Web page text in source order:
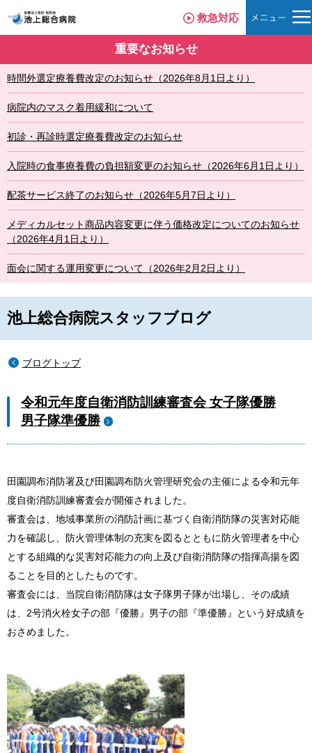
救急対応
重要なお知らせ
時間外選定療養費改定のお知らせ（2026年8月1日より）
病院内のマスク着用緩和について
初診・再診時選定療養費改定のお知らせ
入院時の食事療養費の負担額変更のお知らせ（2026年6月1日より）
配茶サービス終了のお知らせ（2026年5月7日より）
メディカルセット商品内容変更に伴う価格改定についてのお知らせ
（2026年4月1日より）
面会に関する運用変更について（2026年2月2日より）
池上総合病院スタッフブログ
ブログトップ
令和元年度自衛消防訓練審査会 女子隊優勝
男子隊準優勝
田園調布消防署及び田園調布防火管理研究会の主催による令和元年
度自衛消防訓練審査会が開催されました。
審査会は、地域事業所の消防計画に基づく自衛消防隊の災害対応能
力を確認し、防火管理体制の充実を図るとともに防火管理者を中心
とする組織的な災害対応能力の向上及び自衛消防隊の指揮高揚を図
ることを目的としたものです。
審査会には、当院自衛消防隊は女子隊男子隊が出場し、その成績
は、2号消火栓女子の部『優勝』男子の部『準優勝』という好成績を
おさめました。